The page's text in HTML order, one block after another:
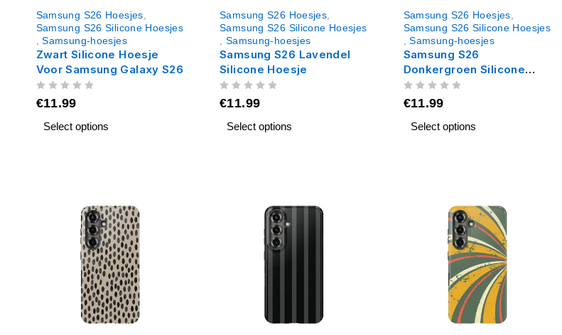
Samsung S26 Hoesjes
Samsung S26 Silicone Hoesjes
,Samsung-hoesjes
Zwart Silicone Hoesje
Voor Samsung Galaxy S26
€11.99
Select options
Samsung S26 Hoesjes
Samsung S26 Silicone Hoesjes
Samsung-hoesjes
Samsung S26 Lavendel
Silicone Hoesje
€11.99
Select options
Samsung S26 Hoesjes
Samsung S26 Silicone Hoesjes
,Samsung-hoesjes
Samsung S26
Donkergroen Silicone
Hoesje
€11.99
Select options